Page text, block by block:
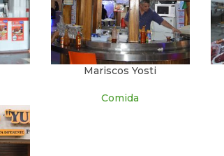
Mariscos Yosti
Comida